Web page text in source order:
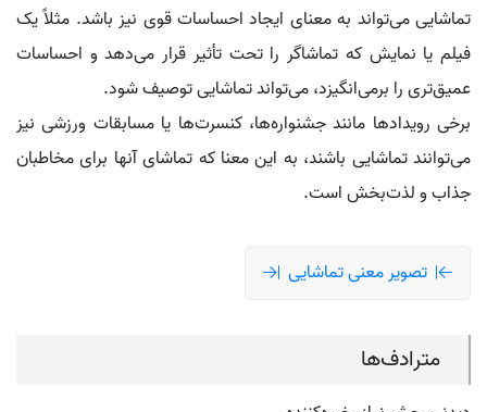
تماشایی می‌تواند به معنای ایجاد احساسات قوی نیز باشد. مثلاً یک
فیلم یا نمایش که تماشاگر را تحت تأثیر قرار می‌دهد و احساسات
عمیق‌تری را برمی‌انگیزد، می‌تواند تماشایی توصیف شود.
برخی رویدادها مانند جشنواره‌ها، کنسرت‌ها یا مسابقات ورزشی نیز
می‌توانند تماشایی باشند، به این معنا که تماشای آنها برای مخاطبان
جذاب و لذت‌بخش است.
تصویر معنی تماشایی
مترادف‌ها